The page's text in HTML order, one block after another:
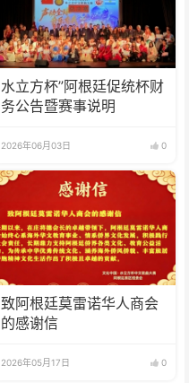
水立方杯”阿根廷促统杯财
务公告暨赛事说明
2026年06月03日 0
致阿根廷莫雷诺华人商会
的感谢信
2026年05月17日 0